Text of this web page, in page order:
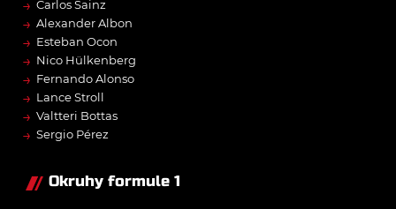
→ Carlos Sainz
→ Alexander Albon
→ Esteban Ocon
→ Nico Hülkenberg
→ Fernando Alonso
→ Lance Stroll
→ Valtteri Bottas
→ Sergio Pérez
Okruhy formule 1